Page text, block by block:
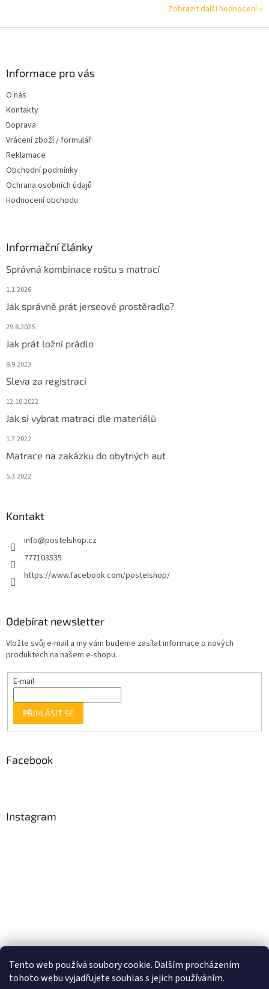
Tento web používá soubory cookie. Dalším procházením
tohoto webu vyjadřujete souhlas s jejich používáním.
Zobrazit další hodnocení
Informace pro vás
O nás
Kontakty
Doprava
Vrácení zboží / formulář
Reklamace
Obchodní podmínky
Ochrana osobních údajů
Hodnocení obchodu
Informační články
Správná kombinace roštu s matrací
1.1.2026
Jak správně prát jerseové prostěradlo?
29.8.2025
Jak prát ložní prádlo
8.9.2023
Sleva za registraci
12.10.2022
Jak si vybrat matraci dle materiálů
1.7.2022
Matrace na zakázku do obytných aut
5.3.2022
Kontakt
info@postelshop.cz
777103535
https://www.facebook.com/postelshop/
Odebírat newsletter
Vložte svůj e-mail a my vám budeme zasílat informace o nových
produktech na našem e-shopu.
E-mail
PŘIHLÁSIT SE
Facebook
Instagram
Sledovat na Instagramu